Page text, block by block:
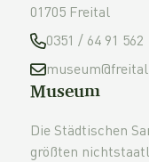
01705 Freital
0351 / 64 91 562
Museum
Die Städtischen
größten